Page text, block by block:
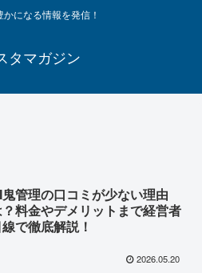
になる情報を発信！
タマガジン
管理の口コミが少ない理由
料金やデメリットまで経営者
線で徹底解説！
2026.05.20